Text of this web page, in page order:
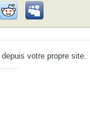
depuis votre propre site.